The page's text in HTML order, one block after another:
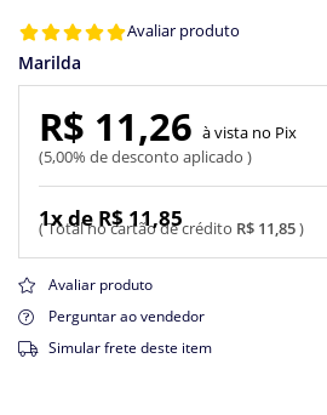
Avaliar produto
Marilda
R$ 11,85
1x de R$ 11,85
R$ 11,26
5,00% de desconto aplicado
Pix
Avaliar produto
Perguntar ao vendedor
Simular frete deste item